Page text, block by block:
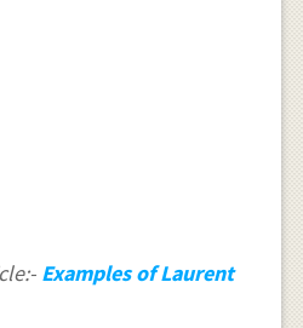
Examples of Laurent